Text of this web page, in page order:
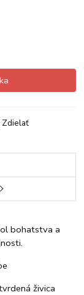
Zdielať
bohatstva a
živica